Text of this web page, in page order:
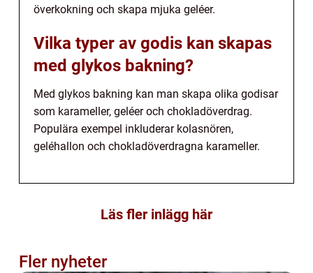
överkokning och skapa mjuka geléer.
Vilka typer av godis kan skapas
med glykos bakning?
Med glykos bakning kan man skapa olika godisar
som karameller, geléer och chokladöverdrag.
Populära exempel inkluderar kolasnören,
geléhallon och chokladöverdragna karameller.
Läs fler inlägg här
Fler nyheter